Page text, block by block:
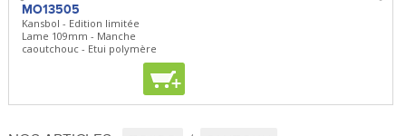
MO13505
Kansbol - Edition limitée
Lame 109mm - Manche
caoutchouc - Etui polymère
+